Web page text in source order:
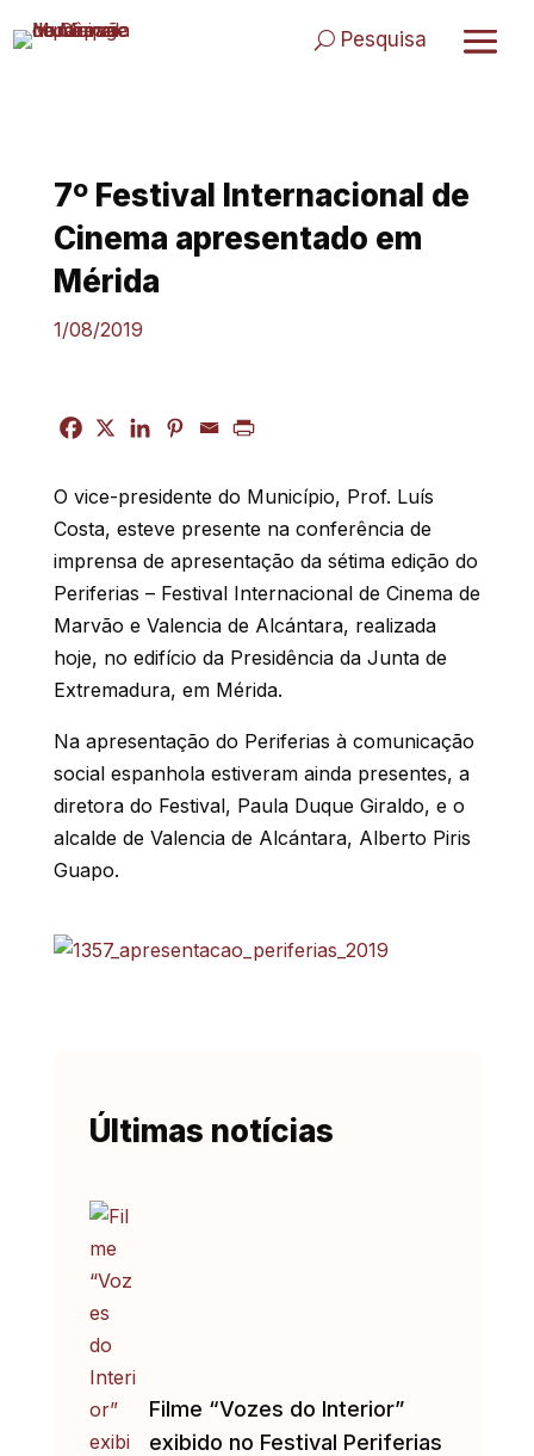
to
Pesquisa
7º Festival Internacional de
Cinema apresentado em
Mérida
1/08/2019
O vice-presidente do Município, Prof. Luís
Costa, esteve presente na conferência de
imprensa de apresentação da sétima edição do
Periferias – Festival Internacional de Cinema de
Marvão e Valencia de Alcántara, realizada
hoje, no edifício da Presidência da Junta de
Extremadura, em Mérida.
Na apresentação do Periferias à comunicação
social espanhola estiveram ainda presentes, a
diretora do Festival, Paula Duque Giraldo, e o
alcalde de Valencia de Alcántara, Alberto Piris
Guapo.
Últimas notícias
Filme “Vozes do Interior”
exibido no Festival Periferias